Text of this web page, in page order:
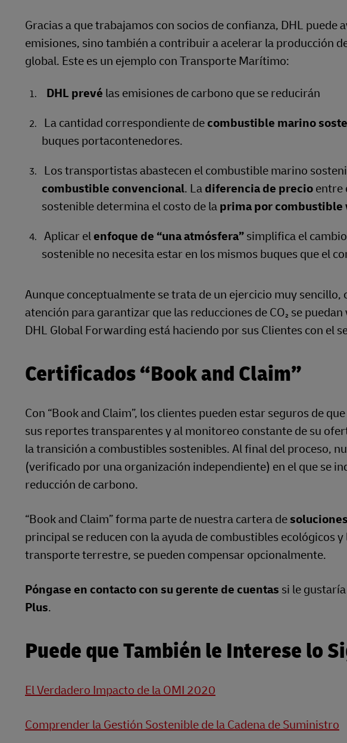
Gracias a que trabajamos con socios de confianza, DHL puede
emisiones, sino también a contribuir a acelerar la producción
global. Este es un ejemplo con Transporte Marítimo:
DHL prevé las emisiones de carbono que se reducirán
La cantidad correspondiente de combustible marino
buques portacontenedores.
Los transportistas abastecen el combustible marino
combustible convencional. La diferencia de precio entre
sostenible determina el costo de la prima por combustible
Aplicar el enfoque de “una atmósfera” simplifica el
sostenible no necesita estar en los mismos buques que el
Aunque conceptualmente se trata de un ejercicio muy sencillo,
atención para garantizar que las reducciones de CO₂ se
DHL Global Forwarding está haciendo por sus Clientes con el
Certificados “Book and Claim”
Con “Book and Claim”, los clientes pueden estar seguros de
sus reportes transparentes y al monitoreo constante de su
la transición a combustibles sostenibles. Al final del proceso,
(verificado por una organización independiente) en el que se
reducción de carbono.
“Book and Claim” forma parte de nuestra cartera de
principal se reducen con la ayuda de combustibles ecológicos
transporte terrestre, se pueden compensar opcionalmente.
Póngase en contacto con su gerente de cuentas si le
Plus.
Puede que También le Interese lo
El Verdadero Impacto de la OMI 2020
Comprender la Gestión Sostenible de la Cadena de Suministro